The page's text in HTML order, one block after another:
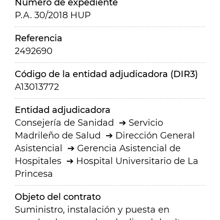
Número de expediente
P.A. 30/2018 HUP
Referencia
2492690
Código de la entidad adjudicadora (DIR3)
A13013772
Entidad adjudicadora
Consejería de Sanidad
Servicio
Madrileño de Salud
Dirección General
Asistencial
Gerencia Asistencial de
Hospitales
Hospital Universitario de La
Princesa
Objeto del contrato
Suministro, instalación y puesta en